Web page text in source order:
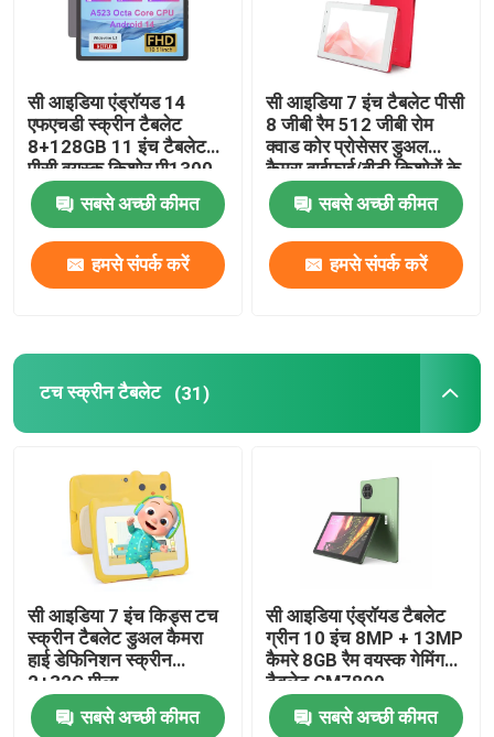
सी आइडिया एंड्रॉयड 14
एफएचडी स्क्रीन टैबलेट
8+128GB 11 इंच टैबलेट
पीसी वयस्क किशोर पी1300
के लिए
सबसे अच्छी कीमत
हमसे संपर्क करें
सी आइडिया 7 इंच टैबलेट पीसी
8 जीबी रैम 512 जीबी रोम
क्वाड कोर प्रोसेसर डुअल
कैमरा वाईफाई/बीटी किशोरों के
लिए केस सीएम513 (लाल) के
साथ
सबसे अच्छी कीमत
हमसे संपर्क करें
टच स्क्रीन टैबलेट (31)
सी आइडिया 7 इंच किड्स टच
स्क्रीन टैबलेट डुअल कैमरा
हाई डेफिनिशन स्क्रीन
2+32G पीला
सबसे अच्छी कीमत
सी आइडिया एंड्रॉयड टैबलेट
ग्रीन 10 इंच 8MP + 13MP
कैमरे 8GB रैम वयस्क गेमिंग
टैबलेट CM7800
सबसे अच्छी कीमत